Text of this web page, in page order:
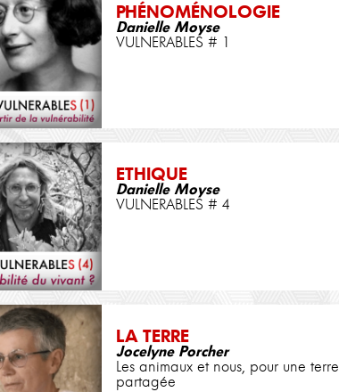
PHÉNOMÉNOLOGIE
Danielle Moyse
VULNERABLES # 1
ETHIQUE
Danielle Moyse
VULNERABLES # 4
LA TERRE
Jocelyne Porcher
Les animaux et nous, pour une terre
partagée